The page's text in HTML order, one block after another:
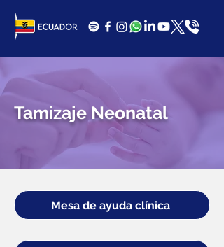
Tamizaje Neonatal
Mesa de ayuda clínica